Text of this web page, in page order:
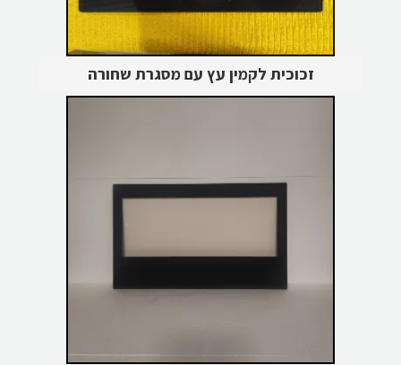
זכוכית לקמין עץ עם מסגרת שחורה